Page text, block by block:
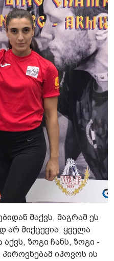
მაქვს, მაგრამ ეს
არ მიქცევია. ყველა
ზოგი ჩანს, ზოგი -
იპოვოს ის